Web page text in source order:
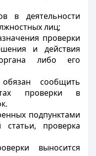
в деятельности
лиц;
проверки
и действия
либо его
сообщить
проверки в
подпунктами
проверка
выносится